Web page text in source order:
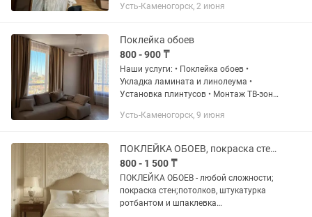
качественно, установка дверей , тв
Усть-Каменогорск, 2 июня
Поклейка обоев
800 - 900 ₸
Наши услуги: • Поклейка обоев •
Укладка ламината и линолеума •
Установка плинтусов • Монтаж ТВ-зон
бамбуковыми панелями • Работы с
ключ - от...
Усть-Каменогорск, 9 июня
ПОКЛЕЙКА ОБОЕВ, покраска стен и потолков,шпаклевание стен и потолков .
800 - 1 500 ₸
ПОКЛЕЙКА ОБОЕВ - любой сложности;
покраска стен;потолков, штукатурка
ротбантом и шпаклевка